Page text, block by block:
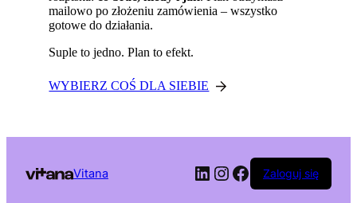
mailowo po złożeniu zamówienia – wszystko
gotowe do działania.
Suple to jedno. Plan to efekt.
WYBIERZ COŚ DLA SIEBIE
Vitana LinkedIn
Instagram
Facebook
Zaloguj się